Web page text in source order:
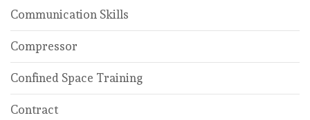
Communication Skills
Compressor
Confined Space Training
Contract